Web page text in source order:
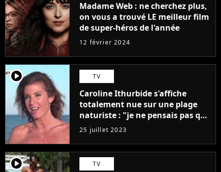
Madame Web : ne cherchez plus,
on vous a trouvé LE meilleur film
de super-héros de l'année
12 février 2024
player2 TV
Caroline Ithurbide s'affiche
totalement nue sur une plage
naturiste : "je ne pensais pas que
j'arriverais à le faire..."
25 juillet 2023
player2 TV